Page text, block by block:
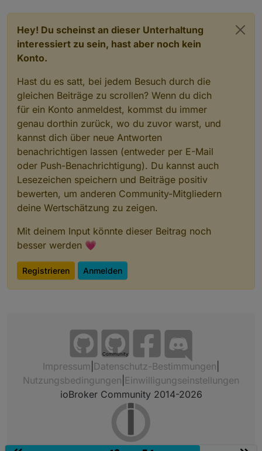
Hey! Du scheinst an dieser Unterhaltung
interessiert zu sein, hast aber noch kein
Konto.
Hast du es satt, bei jedem Besuch durch die
gleichen Beiträge zu scrollen? Wenn du dich
für ein Konto anmeldest, kommst du immer
genau dorthin zurück, wo du zuvor warst, und
kannst dich über neue Antworten
benachrichtigen lassen (entweder per E-Mail
oder Push-Benachrichtigung). Du kannst auch
Lesezeichen speichern und Beiträge positiv
bewerten, um anderen Community-Mitgliedern
deine Wertschätzung zu zeigen.
Mit deinem Input könnte dieser Beitrag noch
besser werden 💗
Registrieren Anmelden
Community
Impressum Datenschutz-Bestimmungen
Nutzungsbedingungen Einwilligungseinstellungen
ioBroker Community 2014-2026